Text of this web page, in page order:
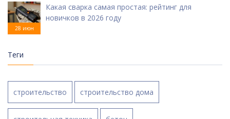
28 июн
Какая сварка самая простая: рейтинг для
новичков в 2026 году
Теги
строительство строительство дома